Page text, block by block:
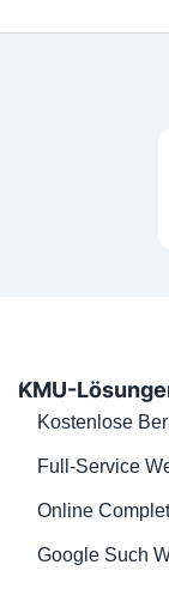
KMU-
Kostenlose
Full-Service
Online
Google Such